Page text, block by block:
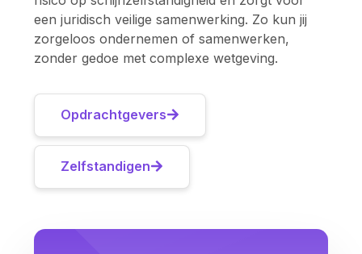
een juridisch veilige samenwerking. Zo kun jij
zorgeloos ondernemen of samenwerken,
zonder gedoe met complexe wetgeving.
Opdrachtgevers
Zelfstandigen